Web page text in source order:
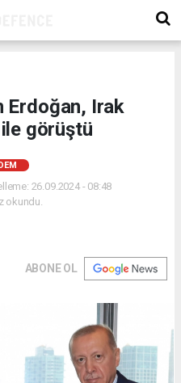
Erdoğan, Irak
ile görüştü
26.09.2024 - 08:48
okundu.
ABONE OL